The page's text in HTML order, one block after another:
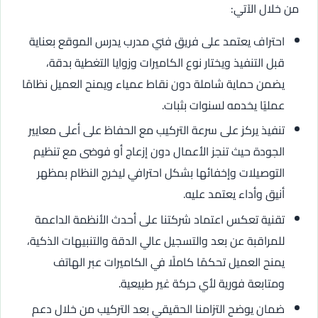
من خلال الآتي:
احتراف يعتمد على فريق فني مدرب يدرس الموقع بعناية
قبل التنفيذ ويختار نوع الكاميرات وزوايا التغطية بدقة،
يضمن حماية شاملة دون نقاط عمياء ويمنح العميل نظامًا
عمليًا يخدمه لسنوات بثبات.
تنفيذ يركز على سرعة التركيب مع الحفاظ على أعلى معايير
الجودة حيث تنجز الأعمال دون إزعاج أو فوضى مع تنظيم
التوصيلات وإخفائها بشكل احترافي ليخرج النظام بمظهر
أنيق وأداء يعتمد عليه.
تقنية تعكس اعتماد شركتنا على أحدث الأنظمة الداعمة
للمراقبة عن بعد والتسجيل عالي الدقة والتنبيهات الذكية،
يمنح العميل تحكمًا كاملًا في الكاميرات عبر الهاتف
ومتابعة فورية لأي حركة غير طبيعية.
ضمان يوضح التزامنا الحقيقي بعد التركيب من خلال دعم